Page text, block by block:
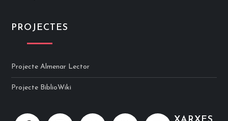
PROJECTES
Projecte Almenar Lector
Projecte BiblioWiki